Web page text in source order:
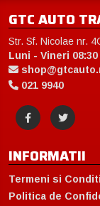
GTC AUTO
Str. Sf. Nicolae nr.
Luni - Vineri 08:30
021 9940
INFORMATII
Termeni si
Politica de